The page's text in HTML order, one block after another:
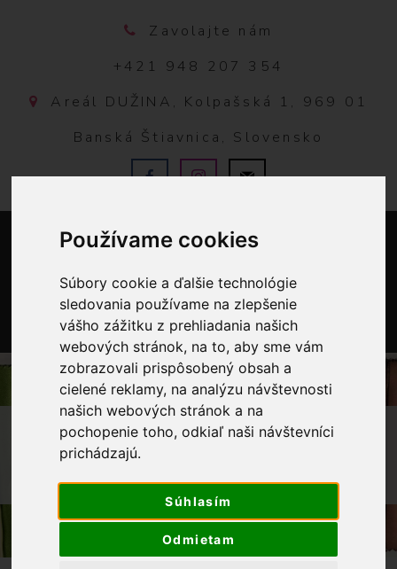
Používame cookies
Súbory cookie a ďalšie technológie
sledovania používame na zlepšenie
vášho zážitku z prehliadania našich
webových stránok, na to, aby sme vám
zobrazovali prispôsobený obsah a
cielené reklamy, na analýzu návštevnosti
našich webových stránok a na
pochopenie toho, odkiaľ naši návštevníci
prichádzajú.
Súhlasím
Odmietam
Zavolajte nám
+421 948 207 354
Areál DUŽINA, Kolpašská 1, 969 01
Banská Štiavnica, Slovensko
OBCHOD
VÝPREDAJ LÁTOK
HRÚBKY